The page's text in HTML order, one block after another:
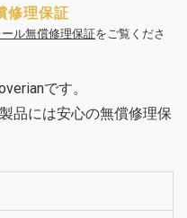
修理保証
ル無償修理保証をご覧くださ
です。
品には安心の無償修理保